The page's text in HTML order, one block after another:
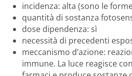
incidenza: alta (sono le
quantità di sostanza
dose dipendenza: sì
necessità di precedenti
meccanismo d’azione:
immune. La luce reagisce